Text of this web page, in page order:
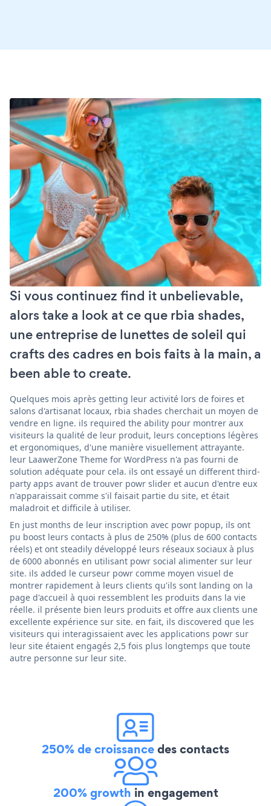
Si vous continuez find it unbelievable,
alors take a look at ce que rbia shades,
une entreprise de lunettes de soleil qui
crafts des cadres en bois faits à la main, a
been able to create.
Quelques mois après getting leur activité lors de foires et
salons d'artisanat locaux, rbia shades cherchait un moyen de
vendre en ligne. ils required the ability pour montrer aux
visiteurs la qualité de leur produit, leurs conceptions légères
et ergonomiques, d'une manière visuellement attrayante.
leur LaawerZone Theme for WordPress n'a pas fourni de
solution adéquate pour cela. ils ont essayé un different third-
party apps avant de trouver powr slider et aucun d'entre eux
n'apparaissait comme s'il faisait partie du site, et était
maladroit et difficile à utiliser.
En just months de leur inscription avec powr popup, ils ont
pu boost leurs contacts à plus de 250% (plus de 600 contacts
réels) et ont steadily développé leurs réseaux sociaux à plus
de 6000 abonnés en utilisant powr social alimenter sur leur
site. ils added le curseur powr comme moyen visuel de
montrer rapidement à leurs clients qu'ils sont landing on la
page d'accueil à quoi ressemblent les produits dans la vie
réelle. il présente bien leurs produits et offre aux clients une
excellente expérience sur site. en fait, ils discovered que les
visiteurs qui interagissaient avec les applications powr sur
leur site étaient engagés 2,5 fois plus longtemps que toute
autre personne sur leur site.
250% de croissancedes contacts
200% growth in engagement